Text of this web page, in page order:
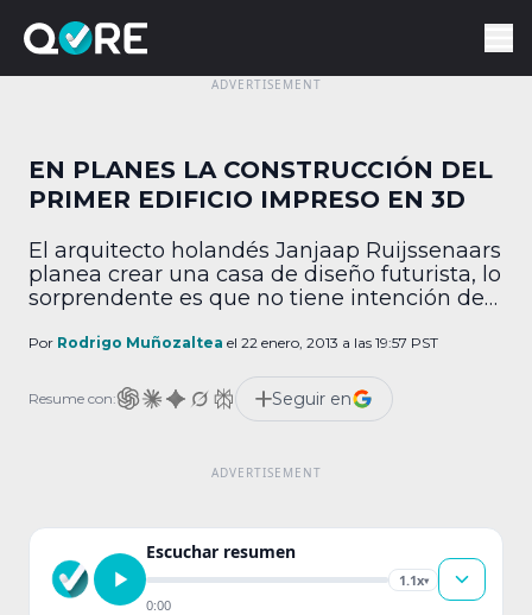
EN PLANES LA CONSTRUCCIÓN DEL
PRIMER EDIFICIO IMPRESO EN 3D
El arquitecto holandés Janjaap Ruijssenaars
planea crear una casa de diseño futurista, lo
sorprendente es que no tiene intención de
sino imprimirla. Dicho proyecto se centra en
vanguardista edificio de 2 pisos de alto, en
una forma que evoca a la famosa cinta […]
Por Rodrigo Muñozaltea el 22 enero, 2013 a las 19:57 PST
Resume con: Seguir en
Escuchar resumen
1.1x▾
0:00